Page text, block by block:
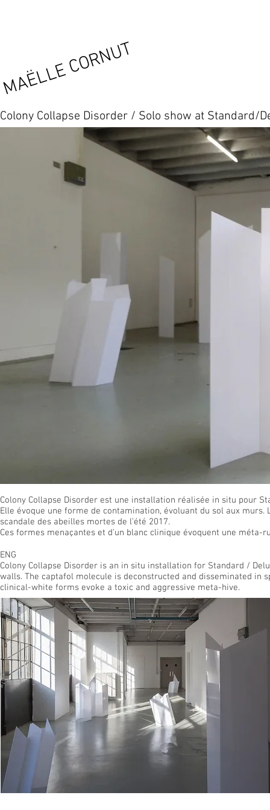
MAËLLE CORNUT
Colony Collapse Disorder / Solo show at Standard/
Colony Collapse Disorder est une installation réalisée in situ pour
Elle évoque une forme de contamination, évoluant du sol aux
scandale des abeilles mortes de l’été 2017.
Ces formes menaçantes et d’un blanc clinique évoquent une méta-
ENG
Colony Collapse Disorder is an in situ installation for Standard /
walls. The captafol molecule is deconstructed and disseminated in
clinical-white forms evoke a toxic and aggressive meta-hive.